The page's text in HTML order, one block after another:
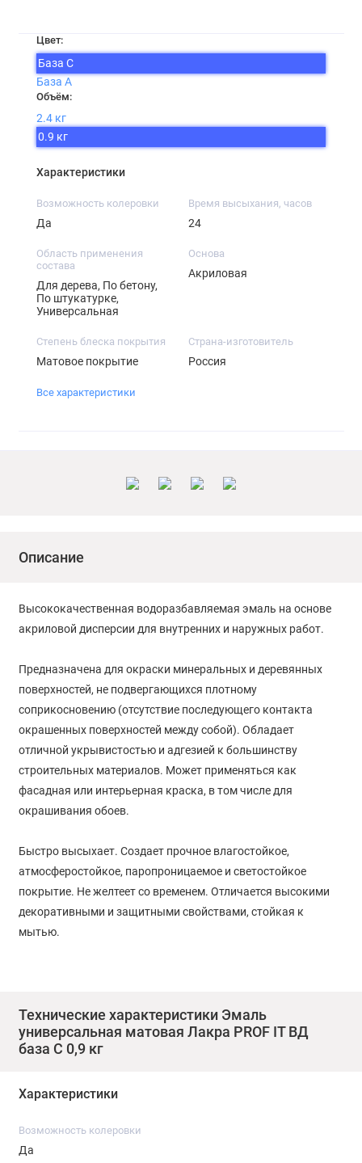
Цвет:
База С
База А
Объём:
2.4 кг
0.9 кг
Характеристики
Возможность колеровки
Да
Время высыхания, часов
24
Область применения
состава
Для дерева, По бетону,
По штукатурке,
Универсальная
Основа
Акриловая
Степень блеска покрытия
Матовое покрытие
Страна-изготовитель
Россия
Все характеристики
Описание
Высококачественная водоразбавляемая эмаль на основе
акриловой дисперсии для внутренних и наружных работ.
Предназначена для окраски минеральных и деревянных
поверхностей, не подвергающихся плотному
соприкосновению (отсутствие последующего контакта
окрашенных поверхностей между собой). Обладает
отличной укрывистостью и адгезией к большинству
строительных материалов. Может применяться как
фасадная или интерьерная краска, в том числе для
окрашивания обоев.
Быстро высыхает. Создает прочное влагостойкое,
атмосферостойкое, паропроницаемое и светостойкое
покрытие. Не желтеет со временем. Отличается высокими
декоративными и защитными свойствами, стойкая к
мытью.
Цвета:
База А для использования в качестве белой краски и
насыщенные тона.
Технические характеристики Эмаль
универсальная матовая Лакра PROF IT ВД
база С 0,9 кг
Характеристики
Возможность колеровки
Да